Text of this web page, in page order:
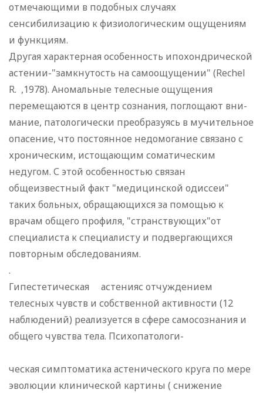
отмечающими в подобных случаях
сенсибилизацию к физиологическим ощущениям
и функциям.
Другая характерная особенность ипохондрической
астении-"замкнутость на самоощущении" (Rechel
R. ,1978). Аномальные телесные ощущения
перемещаются в центр сознания, поглощают вни-
мание, патологически преобразуясь в мучительное
опасение, что постоянное недомогание связано с
хроническим, истощающим соматическим
недугом. С этой особенностью связан
общеизвестный факт "медицинской одиссеи"
таких больных, обращающихся за помощью к
врачам общего профиля, "странствующих"от
специалиста к специалисту и подвергающихся
повторным обследованиям.
.
Гипестетическая астенияс отчуждением
телесных чувств и собственной активности (12
наблюдений) реализуется в сфере самосознания и
общего чувства тела. Психопатологи-
ческая симптоматика астенического круга по мере
эволюции клинической картины ( снижение